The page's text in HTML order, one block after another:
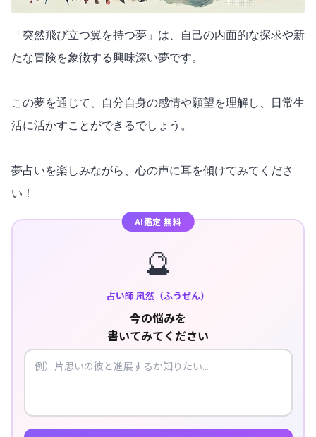
「突然飛び立つ翼を持つ夢」は、自己の内面的な探求や新
たな冒険を象徴する興味深い夢です。
この夢を通じて、自分自身の感情や願望を理解し、日常生
活に活かすことができるでしょう。
夢占いを楽しみながら、心の声に耳を傾けてみてくださ
い！
AI鑑定 無料
🔮
占い師 風然（ふうぜん）
今の悩みを
書いてみてください